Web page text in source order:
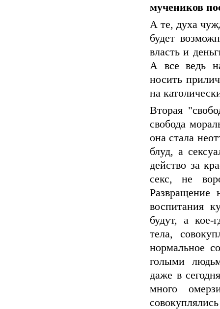
мучеников
А те, духа
будет
власть и
А все ведь
носить
на
Вторая
свобода
она стала
блуд, а
действо за
секс, не
Развращение
воспитания
будут, а кое-
тела,
нормальное
голыми
даже в
много